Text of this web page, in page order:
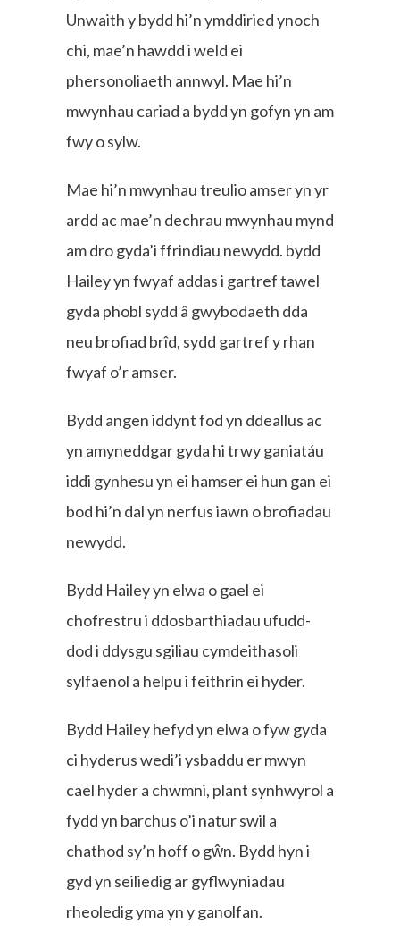
Unwaith y bydd hi’n ymddiried ynoch
chi, mae’n hawdd i weld ei
phersonoliaeth annwyl. Mae hi’n
mwynhau cariad a bydd yn gofyn yn am
fwy o sylw.
Mae hi’n mwynhau treulio amser yn yr
ardd ac mae’n dechrau mwynhau mynd
am dro gyda’i ffrindiau newydd. bydd
Hailey yn fwyaf addas i gartref tawel
gyda phobl sydd â gwybodaeth dda
neu brofiad brîd, sydd gartref y rhan
fwyaf o’r amser.
Bydd angen iddynt fod yn ddeallus ac
yn amyneddgar gyda hi trwy ganiatáu
iddi gynhesu yn ei hamser ei hun gan ei
bod hi’n dal yn nerfus iawn o brofiadau
newydd.
Bydd Hailey yn elwa o gael ei
chofrestru i ddosbarthiadau ufudd-
dod i ddysgu sgiliau cymdeithasoli
sylfaenol a helpu i feithrin ei hyder.
Bydd Hailey hefyd yn elwa o fyw gyda
ci hyderus wedi’i ysbaddu er mwyn
cael hyder a chwmni, plant synhwyrol a
fydd yn barchus o’i natur swil a
chathod sy’n hoff o gŵn. Bydd hyn i
gyd yn seiliedig ar gyflwyniadau
rheoledig yma yn y ganolfan.